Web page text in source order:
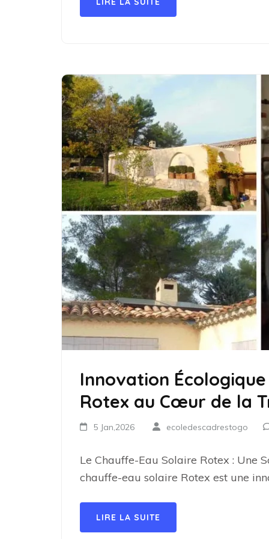
Innovation
Rotex au Cœur de la
5 Jan,2026 ecoledescadrestogo
Le Chauffe-Eau Solaire Rotex : Une
chauffe-eau solaire Rotex est une
LIRE LA SUITE